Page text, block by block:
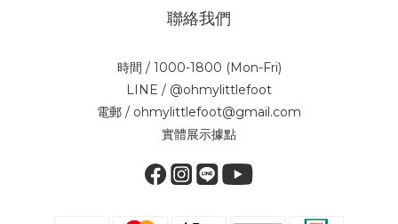
聯絡我們
時間 / 1000-1800 (Mon-Fri)
LINE / @ohmylittlefoot
電郵 / ohmylittlefoot@gmail.com
實體展示據點